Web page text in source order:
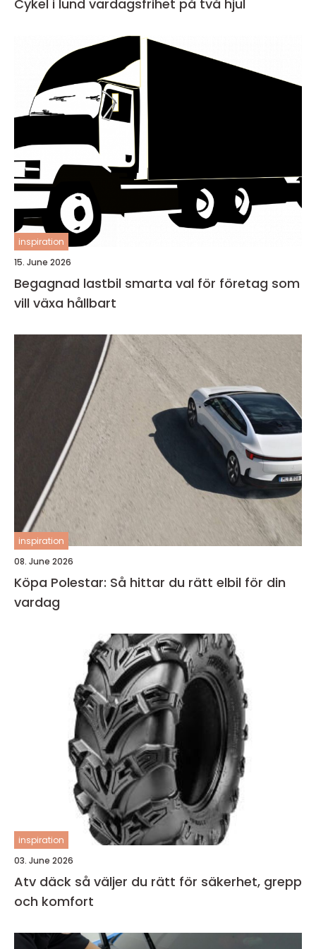
Cykel i lund vardagsfrihet på två hjul
inspiration
15. June 2026
Begagnad lastbil smarta val för företag som
vill växa hållbart
inspiration
08. June 2026
Köpa Polestar: Så hittar du rätt elbil för din
vardag
inspiration
03. June 2026
Atv däck så väljer du rätt för säkerhet, grepp
och komfort